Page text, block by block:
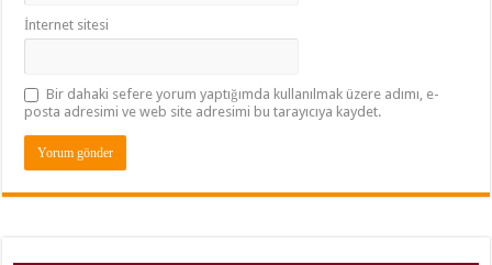
İnternet sitesi
Bir dahaki sefere yorum yaptığımda kullanılmak üzere adımı, e-
posta adresimi ve web site adresimi bu tarayıcıya kaydet.